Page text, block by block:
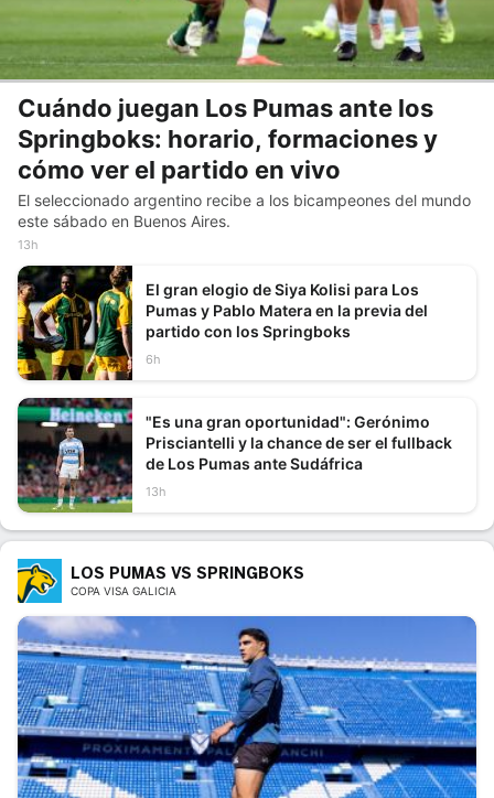
Cuándo juegan Los Pumas ante los
Springboks: horario, formaciones y
cómo ver el partido en vivo
El seleccionado argentino recibe a los bicampeones del mundo
este sábado en Buenos Aires.
13h
El gran elogio de Siya Kolisi para Los
Pumas y Pablo Matera en la previa del
partido con los Springboks
6h
"Es una gran oportunidad": Gerónimo
Prisciantelli y la chance de ser el fullback
de Los Pumas ante Sudáfrica
13h
LOS PUMAS VS SPRINGBOKS
COPA VISA GALICIA